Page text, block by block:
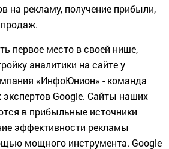
на рекламу, получение прибыли,
первое место в своей нише,
аналитики на сайте у
«ИнфоЮнион» - команда
Google. Сайты наших
в прибыльные источники
эффективности рекламы
мощного инструмента. Google